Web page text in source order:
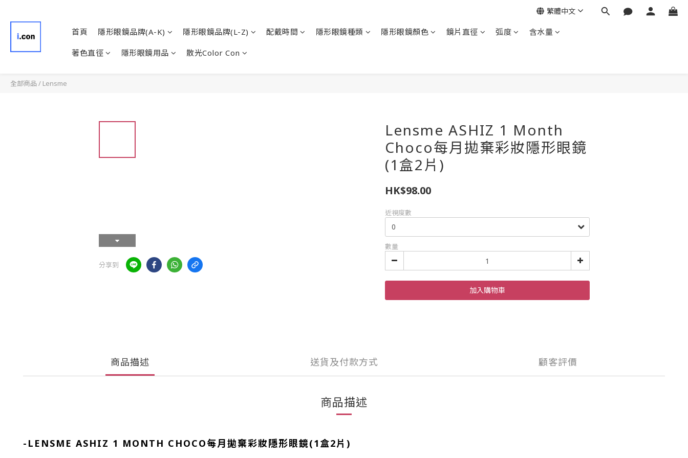
首頁 隱形眼鏡品牌(A-K) 隱形眼鏡品牌(L-Z) 配戴時間 隱形眼鏡種類 隱形眼鏡顏色 鏡片直徑 弧度 含水量
著色直徑 隱形眼鏡用品 散光Color Con
繁體中文
全部商品 / Lensme
分享到
Lensme ASHIZ 1 Month
Choco每月拋棄彩妝隱形眼鏡
(1盒2片)
HK$98.00
近視度數
數量
加入購物車
商品描述 送貨及付款方式 顧客評價
商品描述
- LENSME ASHIZ 1 MONTH CHOCO每月拋棄彩妝隱形眼鏡(1盒2片)